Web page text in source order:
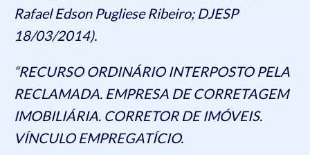
Rafael Edson Pugliese Ribeiro; DJESP
18/03/2014).
“RECURSO ORDINÁRIO INTERPOSTO PELA
RECLAMADA. EMPRESA DE CORRETAGEM
IMOBILIÁRIA. CORRETOR DE IMÓVEIS.
VÍNCULO EMPREGATÍCIO.